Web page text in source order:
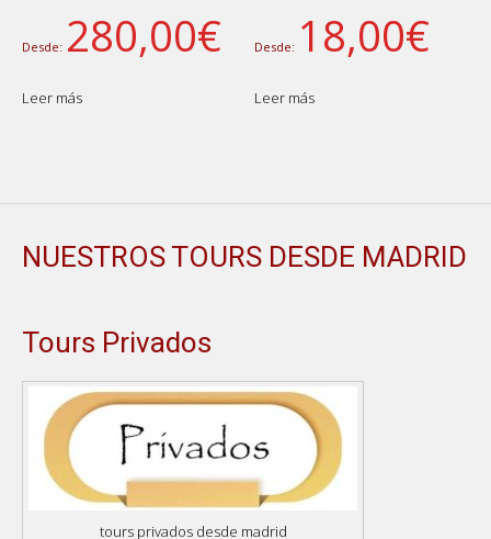
Desde: 280,00€
Leer más
Desde: 18,00€
Leer más
NUESTROS TOURS DESDE MADRID
Tours Privados
tours privados desde madrid